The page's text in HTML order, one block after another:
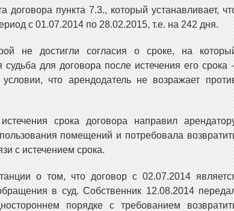
пункта 7.3., который устанавливает,
с 01.07.2014 по 28.02.2015, т.е. на 242 дня.
не достигли согласия о сроке, на
для договора после истечения его срока
что арендодатель не возражает
срока договора направил
помещений и потребовала
с истечением срока.
о том, что договор с 02.07.2014
в суд. Собственник 12.08.2014
порядке с требованием